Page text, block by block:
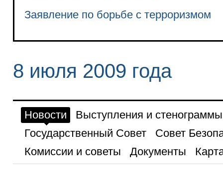
Заявление по борьбе с терроризмом
8 июля 2009 года
Новости
Выступления и стенограммы
Государственный Совет
Совет
Комиссии и советы
Документы